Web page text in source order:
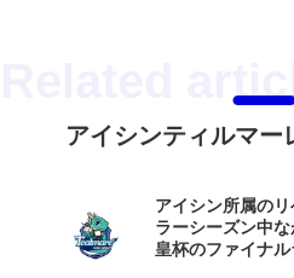
アイシンティルマー
アイシン所属の
ラーシーズン中
皇杯のファイナ